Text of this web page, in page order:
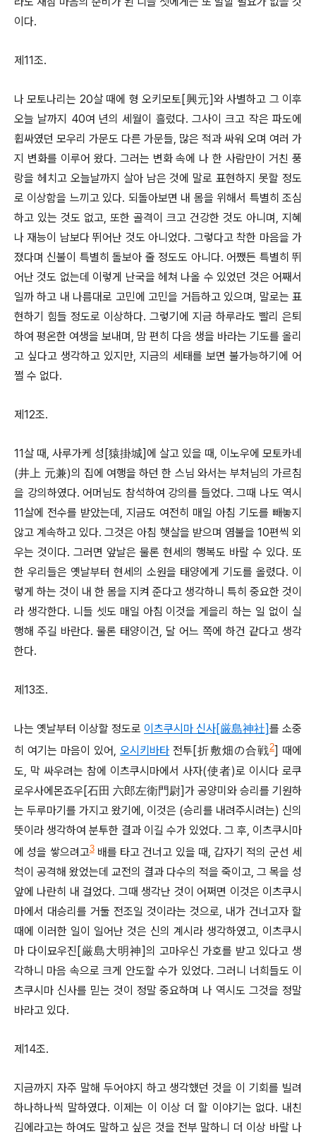
이다.
제11조.
나 모토나리는 20살 때에 형 오키모토[興元]와 사별하고 그 이후
오늘 날까지 40여 년의 세월이 흘렀다. 그사이 크고 작은 파도에
휩싸였던 모우리 가문도 다른 가문들, 많은 적과 싸워 오며 여러 가
지 변화를 이루어 왔다. 그러는 변화 속에 나 한 사람만이 거친 풍
랑을 헤치고 오늘날까지 살아 남은 것에 말로 표현하지 못할 정도
로 이상함을 느끼고 있다. 되돌아보면 내 몸을 위해서 특별히 조심
하고 있는 것도 없고, 또한 골격이 크고 건강한 것도 아니며, 지혜
나 재능이 남보다 뛰어난 것도 아니었다. 그렇다고 착한 마음을 가
졌다며 신불이 특별히 돌보아 줄 정도도 아니다. 어쨌든 특별히 뛰
어난 것도 없는데 이렇게 난국을 헤쳐 나올 수 있었던 것은 어째서
일까 하고 내 나름대로 고민에 고민을 거듭하고 있으며, 말로는 표
현하기 힘들 정도로 이상하다. 그렇기에 지금 하루라도 빨리 은퇴
하여 평온한 여생을 보내며, 맘 편히 다음 생을 바라는 기도를 올리
고 싶다고 생각하고 있지만, 지금의 세태를 보면 불가능하기에 어
쩔 수 없다.
제12조.
11살 때, 사루가케 성[猿掛城]에 살고 있을 때, 이노우에 모토카네
(井上 元兼)의 집에 여행을 하던 한 스님 와서는 부처님의 가르침
을 강의하였다. 어머님도 참석하여 강의를 들었다. 그때 나도 역시
11살에 전수를 받았는데, 지금도 여전히 매일 아침 기도를 빼놓지
않고 계속하고 있다. 그것은 아침 햇살을 받으며 염불을 10편씩 외
우는 것이다. 그러면 앞날은 물론 현세의 행복도 바랄 수 있다. 또
한 우리들은 옛날부터 현세의 소원을 태양에게 기도를 올렸다. 이
렇게 하는 것이 내 한 몸을 지켜 준다고 생각하니 특히 중요한 것이
라 생각한다. 니들 셋도 매일 아침 이것을 게을리 하는 일 없이 실
행해 주길 바란다. 물론 태양이건, 달 어느 쪽에 하건 같다고 생각
한다.
제13조.
나는 옛날부터 이상할 정도로 이츠쿠시마 신사[厳島神社]를 소중
히 여기는 마음이 있어,오시키바타 전투[折敷畑の合戦2] 때에
도, 막 싸우려는 참에 이츠쿠시마에서 사자(使者)로 이시다 로쿠
로우사에몬죠우[石田 六郎左衛門尉]가 공양미와 승리를 기원하
는 두루마기를 가지고 왔기에, 이것은 (승리를 내려주시려는) 신의
뜻이라 생각하여 분투한 결과 이길 수가 있었다. 그 후, 이츠쿠시마
에 성을 쌓으려고3배를 타고 건너고 있을 때, 갑자기 적의 군선 세
척이 공격해 왔었는데 교전의 결과 다수의 적을 죽이고, 그 목을 성
앞에 나란히 내 걸었다. 그때 생각난 것이 어쩌면 이것은 이츠쿠시
마에서 대승리를 거둘 전조일 것이라는 것으로, 내가 건너고자 할
때에 이러한 일이 일어난 것은 신의 계시라 생각하였고, 이츠쿠시
마 다이묘우진[厳島大明神]의 고마우신 가호를 받고 있다고 생
각하니 마음 속으로 크게 안도할 수가 있었다. 그러니 너희들도 이
츠쿠시마 신사를 믿는 것이 정말 중요하며 나 역시도 그것을 정말
바라고 있다.
제14조.
지금까지 자주 말해 두어야지 하고 생각했던 것을 이 기회를 빌려
하나하나씩 말하였다. 이제는 이 이상 더 할 이야기는 없다. 내친
김에라고는 하여도 말하고 싶은 것을 전부 말하니 더 이상 바랄 나